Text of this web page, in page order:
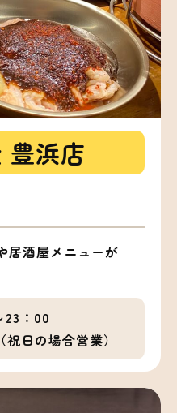
豊浜店
居酒屋メニューが
23：00
祝日の場合営業）